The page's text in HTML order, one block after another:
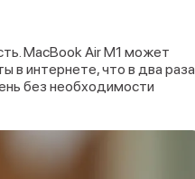
MacBook Air M1 может
в интернете, что в два раза
без необходимости